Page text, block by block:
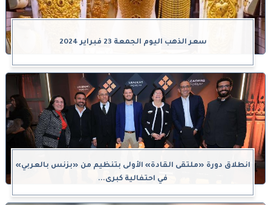
سعر الذهب اليوم الجمعة 23 فبراير 2024
انطلاق دورة «ملتقى القادة» الأولى بتنظيم من «بزنس بالعربي»
في احتفالية كبرى...